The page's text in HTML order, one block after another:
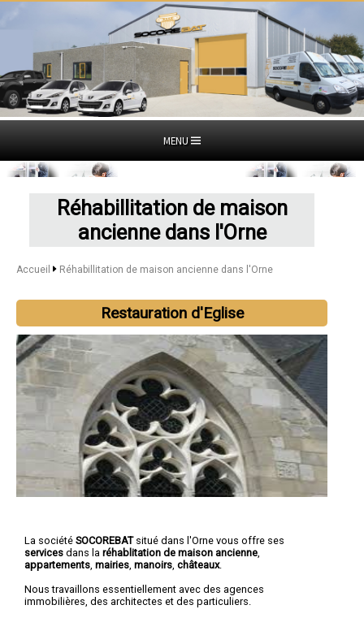
MENU
Réhabillitation de maison
ancienne dans l'Orne
Accueil Réhabillitation de maison ancienne dans l'Orne
Restauration d'Eglise
La société SOCOREBATsitué dans l'Orne vous offre ses
services dans la réhablitation de maison ancienne
appartements mairies manoirs châteaux.
Nous travaillons essentiellement avec des agences
immobilières, des architectes et des particuliers.